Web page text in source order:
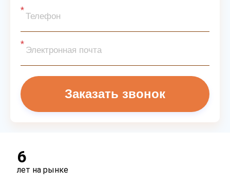
Заказать звонок
6
лет на рынке